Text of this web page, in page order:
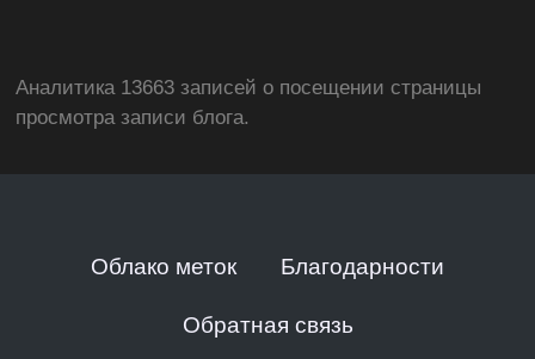
Аналитика 13663 записей о посещении страницы
просмотра записи блога.
Облако меток Благодарности
Обратная связь